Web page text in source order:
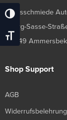
Umschalten Auf
Schrift Vergrößern
Luxusschmiede
Georg-Sasse-
22949 Ammersbek
Shop Support
AGB
Widerrufsbelehrung